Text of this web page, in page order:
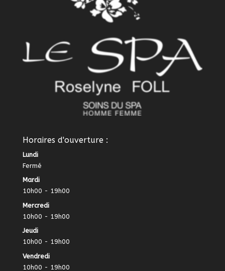
Horaires d'ouverture :
Lundi
Fermé
Mardi
10h00 - 19h00
Mercredi
10h00 - 19h00
Jeudi
10h00 - 19h00
Vendredi
10h00 - 19h00